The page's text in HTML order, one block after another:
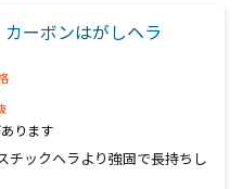
ーボンはがしヘラ
ります
チックヘラより強固で長持ちし